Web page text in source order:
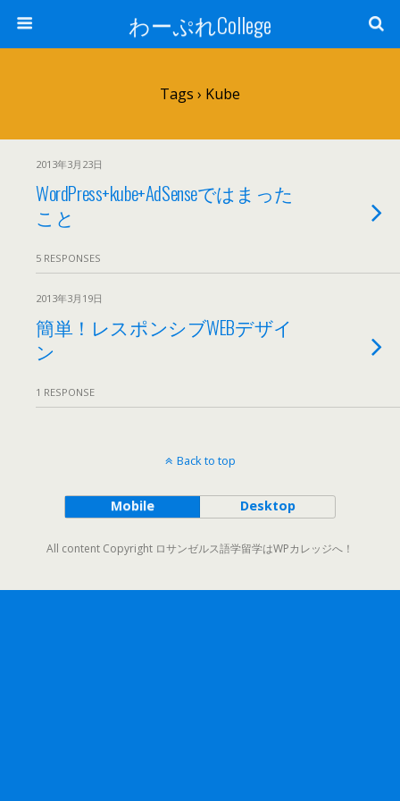
わーぷれCollege
Tags › Kube
2013年3月23日
WordPress+kube+AdSenseではまった
こと
5 RESPONSES
2013年3月19日
簡単！レスポンシブWEBデザイ
ン
1 RESPONSE
Back to top
Mobile Desktop
All content Copyright ロサンゼルス語学留学はWPカレッジへ！